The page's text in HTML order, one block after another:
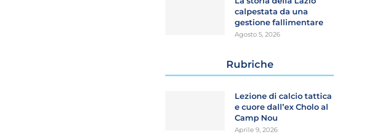
calpestata da una
gestione fallimentare
Agosto 5, 2026
Rubriche
Lezione di calcio tattica
e cuore dall’ex Cholo al
Camp Nou
Aprile 9, 2026